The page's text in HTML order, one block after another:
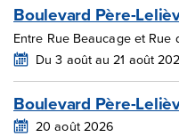
Boulevard Père-
Entre Rue Beaucage et Rue
Du 3 août au 21 août
Boulevard Père-
20 août 2026